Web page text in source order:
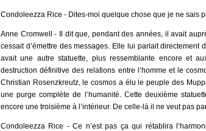
Condoleezza Rice - Dites-moi quelque chose que je ne sais
Anne Cromwell - Il dit que, pendant des années, il avait
cessait d’émettre des messages. Elle lui parlait directement
avait une autre statuette, plus ressemblante encore et
destruction définitive des relations entre l’homme et le
Christian Rosenzkreutz, le cosmos a élu le peuple des
une purge complète de l’humanité. Cette deuxième
encore une troisième à l’intérieur. De celle-là il ne veut pas
Condoleezza Rice - Ce n’est pas ça qui rétablira